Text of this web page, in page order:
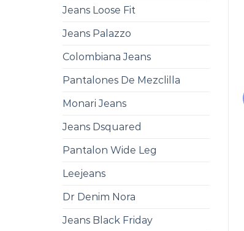
Jeans Loose Fit
Jeans Palazzo
Colombiana Jeans
Pantalones De Mezclilla
Monari Jeans
Jeans Dsquared
Pantalon Wide Leg
Leejeans
Dr Denim Nora
Jeans Black Friday